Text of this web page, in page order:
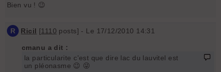
Bien vu ! 😉
R Ricil [1110 posts] - Le 17/12/2010 14:31
cmanu a dit :
la particularite c'est que dire lac du lauvitel est
un pléonasme 😉 😜